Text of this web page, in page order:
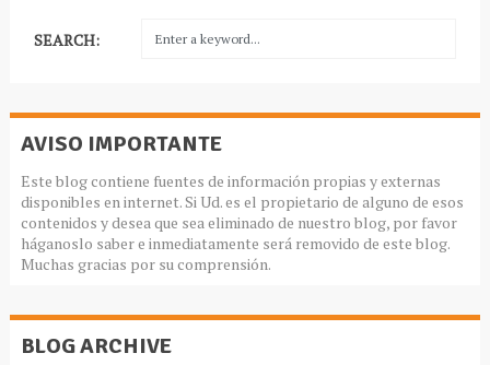
SEARCH:
AVISO IMPORTANTE
Este blog contiene fuentes de información propias y externas
disponibles en internet. Si Ud. es el propietario de alguno de esos
contenidos y desea que sea eliminado de nuestro blog, por favor
háganoslo saber e inmediatamente será removido de este blog.
Muchas gracias por su comprensión.
BLOG ARCHIVE